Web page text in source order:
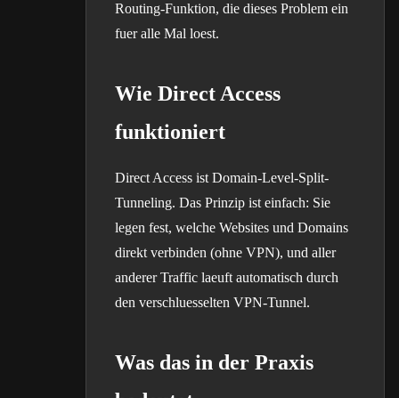
Routing-Funktion, die dieses Problem ein
fuer alle Mal loest.
Wie Direct Access
funktioniert
Direct Access ist Domain-Level-Split-
Tunneling. Das Prinzip ist einfach: Sie
legen fest, welche Websites und Domains
direkt verbinden (ohne VPN), und aller
anderer Traffic laeuft automatisch durch
den verschluesselten VPN-Tunnel.
Was das in der Praxis